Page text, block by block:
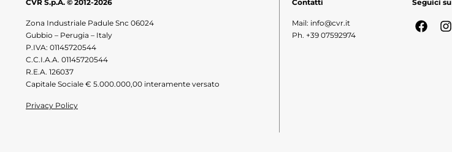
CVR S.p.A. © 2012-2026
Zona Industriale Padule Snc 06024
Gubbio – Perugia – Italy
P.IVA: 01145720544
C.C.I.A.A. 01145720544
R.E.A. 126037
Capitale Sociale € 5.000.000,00 interamente versato
Privacy Policy
Contatti
Mail: info@cvr.it
Ph. +39 07592974
Seguici su